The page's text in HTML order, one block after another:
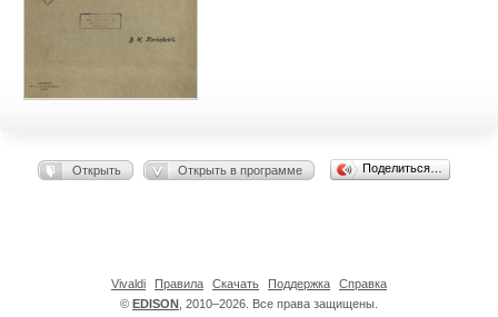
Открыть Открыть в программе Поделиться…
© EDISON , 2010–2026. Все права защищены.
Vivaldi Правила Скачать Поддержка Справка